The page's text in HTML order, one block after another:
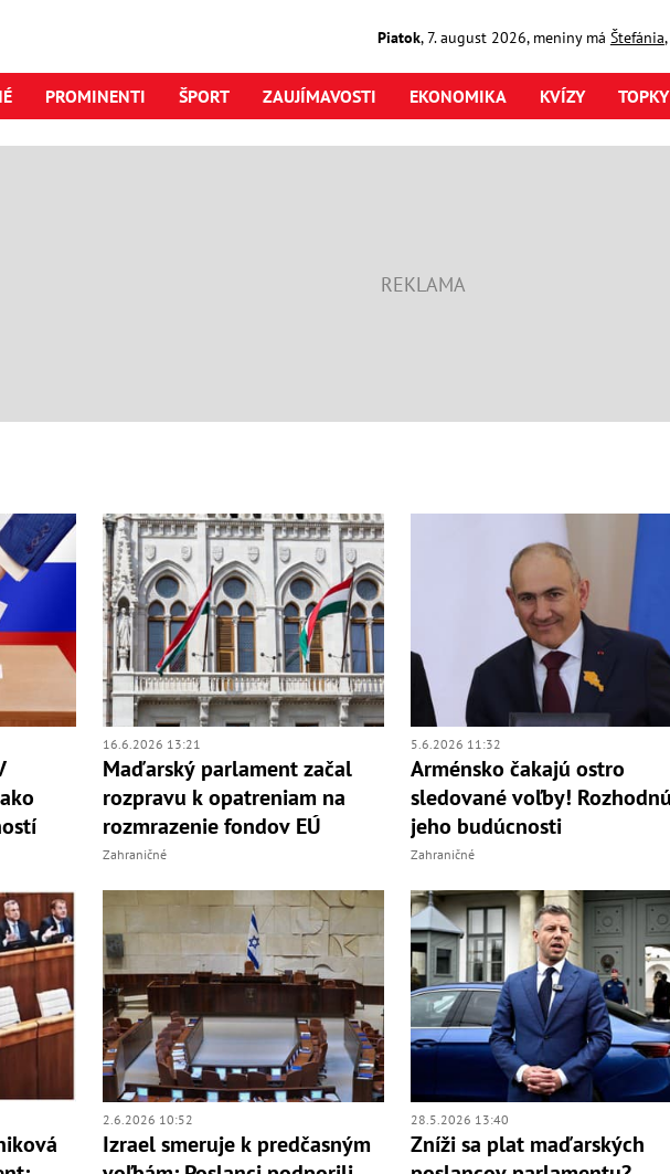
Piatok,7. august2026, meniny má Štefánia
PROMINENTI ŠPORT ZAUJÍMAVOSTI EKONOMIKA KVÍZY
16.6.2026 13:21
Maďarský parlament začal
rozpravu k opatreniam na
rozmrazenie fondov EÚ
Zahraničné
5.6.2026 11:32
Arménsko čakajú ostro
sledované voľby!
jeho budúcnosti
Zahraničné
2.6.2026 10:52
Izrael smeruje k predčasným
28.5.2026 13:40
Zníži sa plat maďarských